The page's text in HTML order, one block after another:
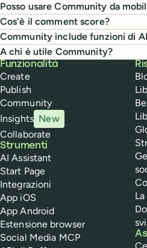
Posso usare Community da
Cos'è il comment score?
Community include funzioni di
A chi è utile Community?
Buffer
Funzionalità
Create
Publish
Community
Insights New
Collaborate
Strumenti
AI Assistant
Start Page
Integrazioni
App iOS
App Android
Estensione browser
Social Media MCP